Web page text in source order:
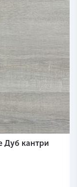
Дуб кантри